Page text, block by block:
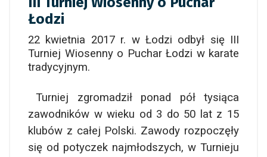
Łodzi
22 kwietnia 2017 r. w Łodzi odbył się III
Turniej Wiosenny o Puchar Łodzi w karate
tradycyjnym.
Turniej zgromadził ponad pół tysiąca
zawodników w wieku od 3 do 50 lat z 15
klubów z całej Polski. Zawody rozpoczęły
się od potyczek najmłodszych, w Turnieju